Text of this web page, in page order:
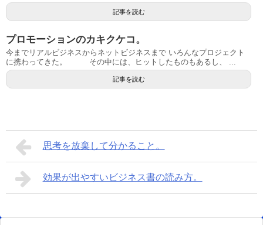
記事を読む
プロモーションのカキクケコ。
今までリアルビジネスからネットビジネスまで いろんなプロジェクト
に携わってきた。 その中には、ヒットしたものもあるし、 ...
記事を読む
思考を放棄して分かること。
効果が出やすいビジネス書の読み方。